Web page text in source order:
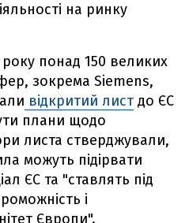
на ринку
понад 150 великих
зокрема Siemens,
відкритий лист до ЄС
плани щодо
листа стверджували,
можуть підірвати
ЄС та "ставлять під
і
Європи".